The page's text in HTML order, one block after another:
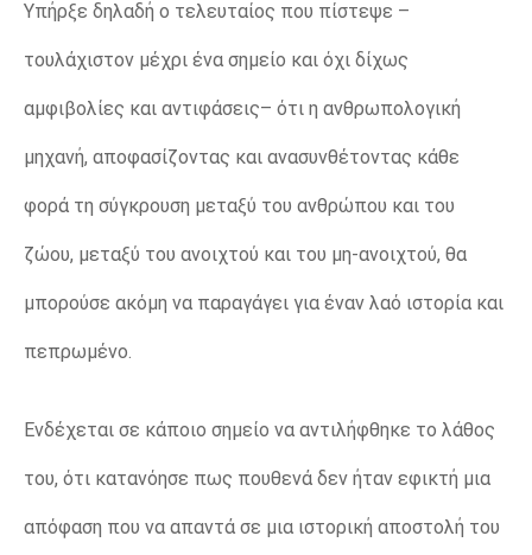
Υπήρξε δηλαδή ο τελευταίος που πίστεψε –
τουλάχιστον μέχρι ένα σημείο και όχι δίχως
αμφιβολίες και αντιφάσεις– ότι η ανθρωπολογική
μηχανή, αποφασίζοντας και ανασυνθέτοντας κάθε
φορά τη σύγκρουση μεταξύ του ανθρώπου και του
ζώου, μεταξύ του ανοιχτού και του μη-ανοιχτού, θα
μπορούσε ακόμη να παραγάγει για έναν λαό ιστορία και
πεπρωμένο.
Ενδέχεται σε κάποιο σημείο να αντιλήφθηκε το λάθος
του, ότι κατανόησε πως πουθενά δεν ήταν εφικτή μια
απόφαση που να απαντά σε μια ιστορική αποστολή του